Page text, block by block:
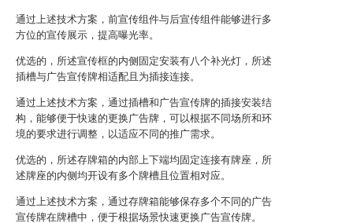
通过上述技术方案，前宣传组件与后宣传组件能够进行多
方位的宣传展示，提高曝光率。
优选的，所述宣传框的内侧固定安装有八个补光灯，所述
插槽与广告宣传牌相适配且为插接连接。
通过上述技术方案，通过插槽和广告宣传牌的插接安装结
构，能够便于快速的更换广告牌，可以根据不同场所和环
境的要求进行调整，以适应不同的推广需求。
优选的，所述存牌箱的内部上下端均固定连接有牌座，所
述牌座的内侧均开设有多个牌槽且位置相对应。
通过上述技术方案，通过存牌箱能够保存多个不同的广告
宣传牌在牌槽中，便于根据场景快速更换广告宣传牌。